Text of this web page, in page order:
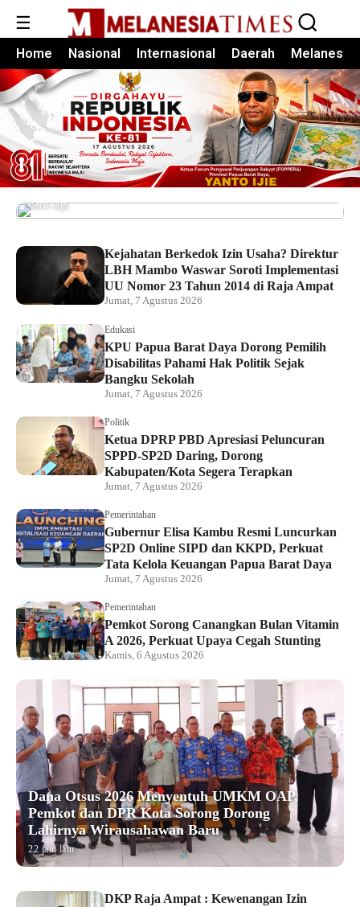
☰
Home Nasional Internasional Daerah Melanesia
Pemkot Sorong Salurkan Alsintan kepada
Kelompok Tani, Dorong Produktivitas dan
Ketahanan Pangan
Baru saja
Kejahatan Berkedok Izin Usaha? Direktur
LBH Mambo Waswar Soroti Implementasi
UU Nomor 23 Tahun 2014 di Raja Ampat
Jumat, 7 Agustus 2026
Edukasi
KPU Papua Barat Daya Dorong Pemilih
Disabilitas Pahami Hak Politik Sejak
Bangku Sekolah
Jumat, 7 Agustus 2026
Politik
Ketua DPRP PBD Apresiasi Peluncuran
SPPD-SP2D Daring, Dorong
Kabupaten/Kota Segera Terapkan
Jumat, 7 Agustus 2026
Pemerintahan
Gubernur Elisa Kambu Resmi Luncurkan
SP2D Online SIPD dan KKPD, Perkuat
Tata Kelola Keuangan Papua Barat Daya
Jumat, 7 Agustus 2026
Pemerintahan
Pemkot Sorong Canangkan Bulan Vitamin
A 2026, Perkuat Upaya Cegah Stunting
Kamis, 6 Agustus 2026
Dana Otsus 2026 Menyentuh UMKM OAP,
Pemkot dan DPR Kota Sorong Dorong
Lahirnya Wirausahawan Baru
22 jam lalu
DKP Raja Ampat : Kewenangan Izin